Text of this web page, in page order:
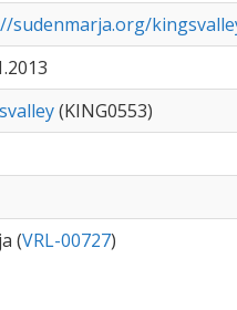
sudenmarja.org/
(KING0553)
(VRL-00727)